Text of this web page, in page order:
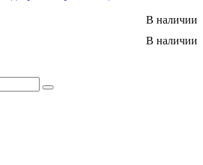
В наличии
В наличии